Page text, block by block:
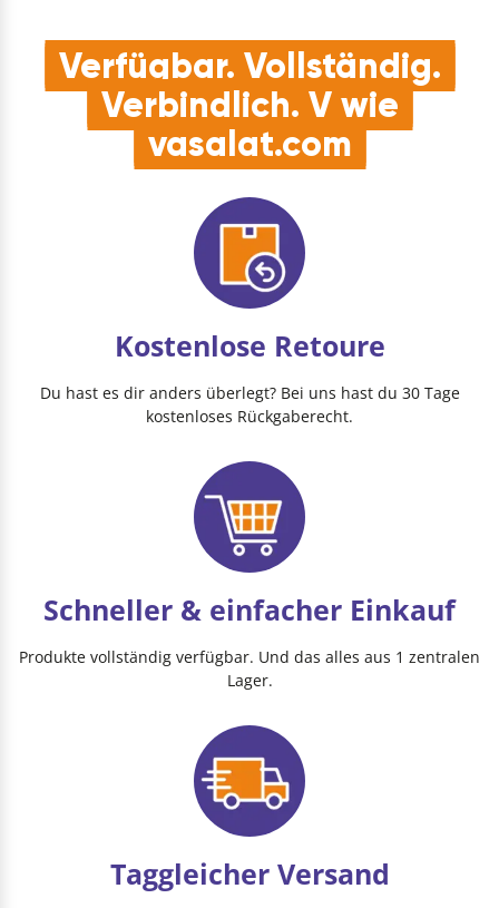
Verfügbar. Vollständig.
Verbindlich. V wie
vasalat.com
Kostenlose Retoure
Du hast es dir anders überlegt? Bei uns hast du 30 Tage
kostenloses Rückgaberecht.
Schneller & einfacher Einkauf
Produkte vollständig verfügbar. Und das alles aus 1 zentralen
Lager.
Taggleicher Versand